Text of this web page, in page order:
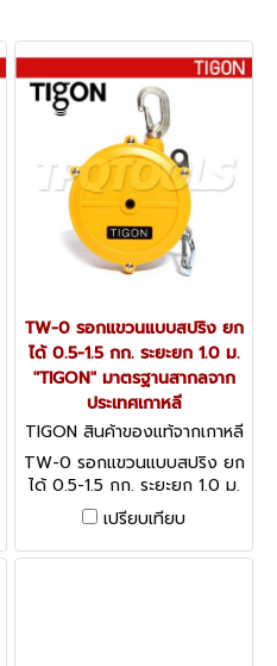
TW-0 รอกแขวนแบบสปริง ยก
ได้ 0.5-1.5 กก. ระยะยก 1.0 ม.
"TIGON" มาตรฐานสากลจาก
ประเทศเกาหลี
TIGON สินค้าของแท้จากเกาหลี
TW-0
TW-0 รอกแขวนแบบสปริง ยก
ได้ 0.5-1.5 กก. ระยะยก 1.0 ม.
"TIGON" มาตรฐานสากลจาก
ประเทศเกาหลี
เปรียบเทียบ